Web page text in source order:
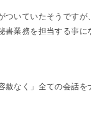
ついていたそうです
業務を担当する事に
赦なく」全ての会話